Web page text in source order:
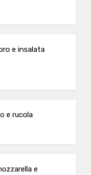
e insalata
e rucola
e